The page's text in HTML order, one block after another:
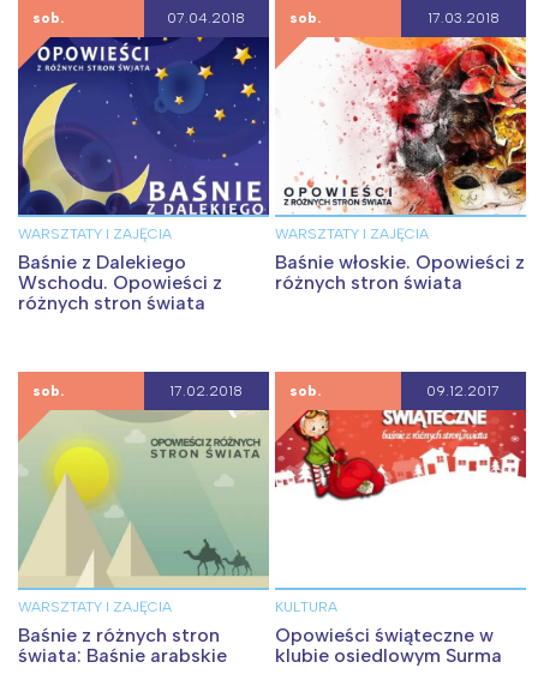
sob. 07.04.2018
WARSZTATY I ZAJĘCIA
Baśnie z Dalekiego
Wschodu. Opowieści z
różnych stron świata
sob. 17.03.2018
WARSZTATY I ZAJĘCIA
Baśnie włoskie. Opowieści z
różnych stron świata
sob. 17.02.2018
WARSZTATY I ZAJĘCIA
Baśnie z różnych stron
świata: Baśnie arabskie
sob. 09.12.2017
KULTURA
Opowieści świąteczne w
klubie osiedlowym Surma